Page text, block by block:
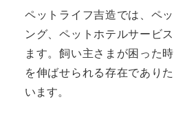
ペットライフ吉造では、ペ
ング、ペットホテルサービ
ます。飼い主さまが困った
を伸ばせられる存在であり
います。